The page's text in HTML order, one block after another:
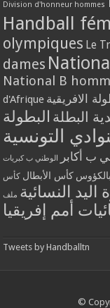
Division d'honneur hommes
Handball
olympiques Le
dames
National B
d'Afrique الافريقية
البطلة البطولة
التونسية
ب أكابر الوطني ب كبريات
بالكؤوس كأس الأبطال كأس
اليد النسائية ملف
أمم إفريقيا
Tweets by Handballtn
©